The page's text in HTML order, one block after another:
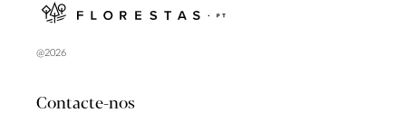
@2026
Contacte-nos